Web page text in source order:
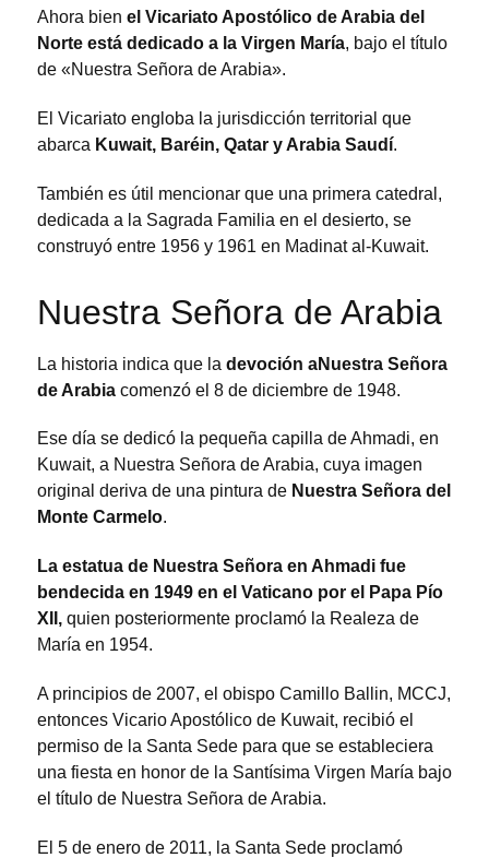
Ahora bien el Vicariato Apostólico de Arabia del
Norte está dedicado a la Virgen María, bajo el título
de «Nuestra Señora de Arabia».
El Vicariato engloba la jurisdicción territorial que
abarca Kuwait, Baréin, Qatar y Arabia Saudí.
También es útil mencionar que una primera catedral,
dedicada a la Sagrada Familia en el desierto, se
construyó entre 1956 y 1961 en Madinat al-Kuwait.
Nuestra Señora de Arabia
La historia indica que la devoción aNuestra Señora
de Arabia comenzó el 8 de diciembre de 1948.
Ese día se dedicó la pequeña capilla de Ahmadi, en
Kuwait, a Nuestra Señora de Arabia, cuya imagen
original deriva de una pintura de Nuestra Señora del
Monte Carmelo.
La estatua de Nuestra Señora en Ahmadi fue
bendecida en 1949 en el Vaticano por el Papa Pío
XII, quien posteriormente proclamó la Realeza de
María en 1954.
A principios de 2007, el obispo Camillo Ballin, MCCJ,
entonces Vicario Apostólico de Kuwait, recibió el
permiso de la Santa Sede para que se estableciera
una fiesta en honor de la Santísima Virgen María bajo
el título de Nuestra Señora de Arabia.
El 5 de enero de 2011, la Santa Sede proclamó